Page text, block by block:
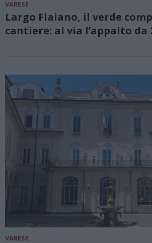
VARESE
Largo Flaiano, il verde
cantiere: al via l’appalto da
VARESE